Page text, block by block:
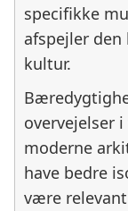
specifikke
afspejler
kultur.
overvejelser
moderne
have bedre
være